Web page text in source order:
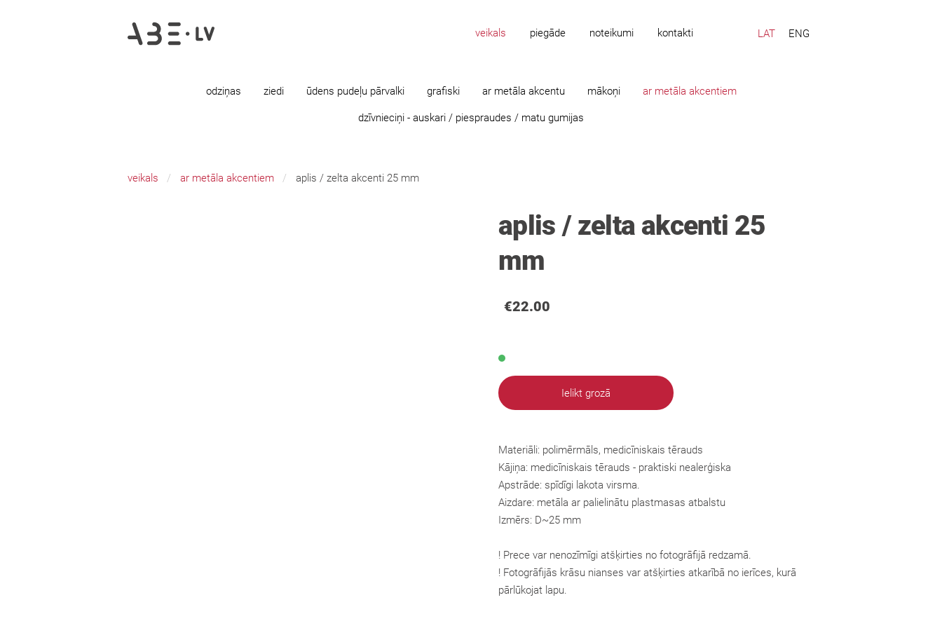
veikals piegāde noteikumi kontakti LAT ENG
odziņas ziedi ūdens pudeļu pārvalki grafiski ar metāla akcentu mākoņi ar metāla akcentiem
dzīvnieciņi - auskari / piespraudes / matu gumijas
veikals ar metāla akcentiem aplis / zelta akcenti 25 mm
aplis / zelta akcenti 25
mm
€22.00
Ielikt grozā
Materiāli: polimērmāls, medicīniskais tērauds
Kājiņa: medicīniskais tērauds - praktiski nealerģiska
Apstrāde: spīdīgi lakota virsma.
Aizdare: metāla ar palielinātu plastmasas atbalstu
Izmērs: D~25 mm
! Prece var nenozīmīgi atšķirties no fotogrāfijā redzamā.
! Fotogrāfijās krāsu nianses var atšķirties atkarībā no ierīces, kurā
pārlūkojat lapu.